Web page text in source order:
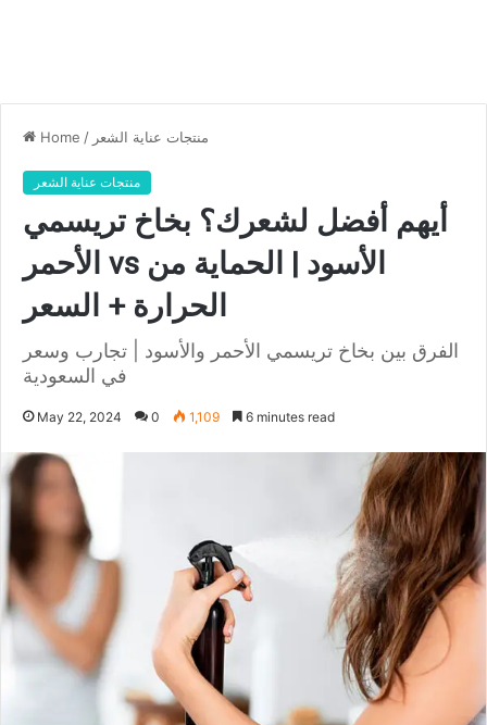
Home / منتجات عناية الشعر
منتجات عناية الشعر
أيهم أفضل لشعرك؟ بخاخ تريسمي
الأحمر vs الأسود | الحماية من
الحرارة + السعر
الفرق بين بخاخ تريسمي الأحمر والأسود | تجارب وسعر
في السعودية
May 22, 2024 0 1,109 6 minutes read